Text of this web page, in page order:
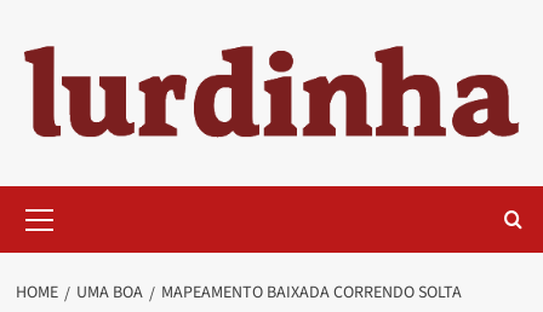
content
Menu
HOME UMA BOA MAPEAMENTO BAIXADA CORRENDO SOLTA